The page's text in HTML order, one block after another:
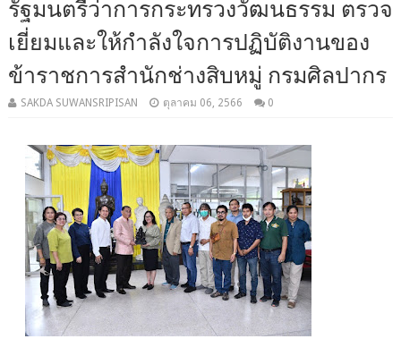
เยี่ยมและให้กำลังใจการปฏิบัติงานของ
ข้าราชการสำนักช่างสิบหมู่ กรมศิลปากร
SAKDA SUWANSRIPISAN ตุลาคม 06, 2566 0